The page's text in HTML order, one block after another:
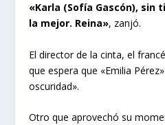
«Karla (Sofía Gascón), sin
la mejor. Reina», zanjó.
El director de la cinta, el
que espera que «Emilia
oscuridad».
Otro que aprovechó su